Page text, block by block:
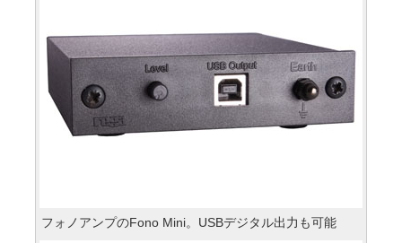
フォノアンプのFono Mini。USBデジタル出力も可能